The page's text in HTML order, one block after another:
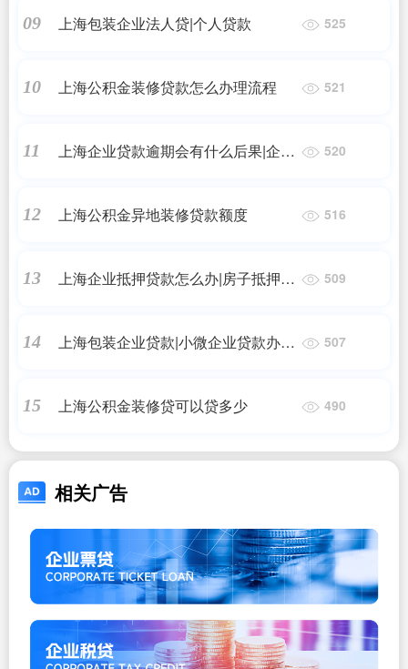
09 上海包装企业法人贷|个人贷款 525
10 上海公积金装修贷款怎么办理流程 521
11
上海企业贷款逾期会有什么后果|企业
520
12 上海公积金异地装修贷款额度 516
13
上海企业抵押贷款怎么办|房子抵押贷
509
14
上海包装企业贷款|小微企业贷款办理
507
15 上海公积金装修贷可以贷多少 490
相关广告